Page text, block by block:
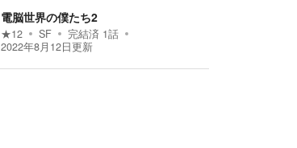
電脳世界の僕たち2
★12 SF 完結済 1話
2022年8月12日更新